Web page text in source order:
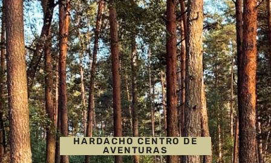
HARDACHO CENTRO DE
AVENTURAS